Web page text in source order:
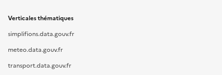
Verticales thématiques
simplifions.data.gouv.fr
meteo.data.gouv.fr
transport.data.gouv.fr